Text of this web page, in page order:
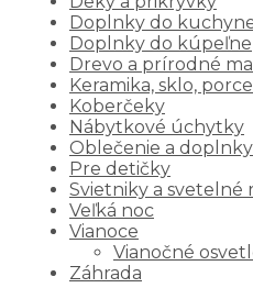
Doplnky do
Doplnky do kúpeľne
Drevo a prírodné
Keramika, sklo,
Koberčeky
Nábytkové úchytky
Oblečenie a doplnky
Pre detičky
Svietniky a svetelné
Veľká noc
Vianoce
Vianočné
Záhrada